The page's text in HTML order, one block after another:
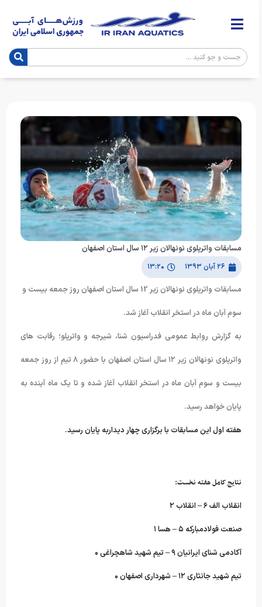
مسابقات واترپلوی نونهالان زیر ۱۲ سال استان اصفهان
۲۶ آبان ۱۳۹۳ ۱۳:۲۰
مسابقات واترپلوی نونهالان زیر 12 سال استان اصفهان روز جمعه بیست و
سوم آبان ماه در استخر انقلاب آغاز شد.
به گزارش روابط عمومی فدراسیون شنا، شیرجه و واترپلو؛ رقابت های
واترپلوی نونهالان زیر ۱۲ سال استان اصفهان با حضور ۸ تیم از روز جمعه
بیست و سوم آبان ماه در استخر انقلاب آغاز شده و تا یک ماه آینده به
پایان خواهد رسید.
هفته اول این مسابقات با برگزاری چهار دیداربه پایان رسید.
نتایج کامل هفته نخست:
انقلاب الف ۶ – انقلاب ۲
صنعت فولادمبارکه ۵ – هسا ۱
آکادمی شنای ایرانیان ۹ – تیم شهید شاهچراغی ۰
تیم شهید جانثاری ۱۲ – شهرداری اصفهان ۰